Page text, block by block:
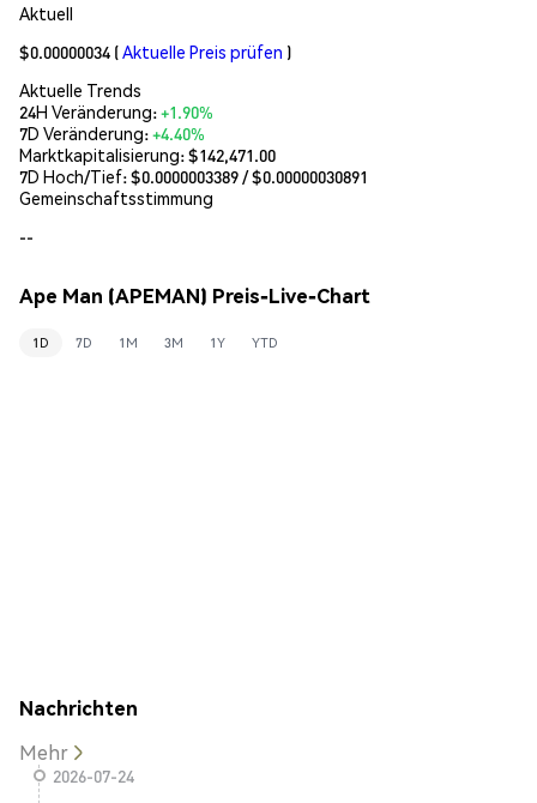
Aktuell
$0.00000034 (Aktuelle Preis prüfen )
Aktuelle Trends
24H Veränderung:+1.90%
7D Veränderung:+4.40%
Marktkapitalisierung:$142,471.00
7D Hoch/Tief: $0.0000003389/ $0.00000030891
Gemeinschaftsstimmung
--
Ape Man (APEMAN) Preis-Live-Chart
1D 7D 1M 3M 1Y YTD
Nachrichten
Mehr
2026-07-24